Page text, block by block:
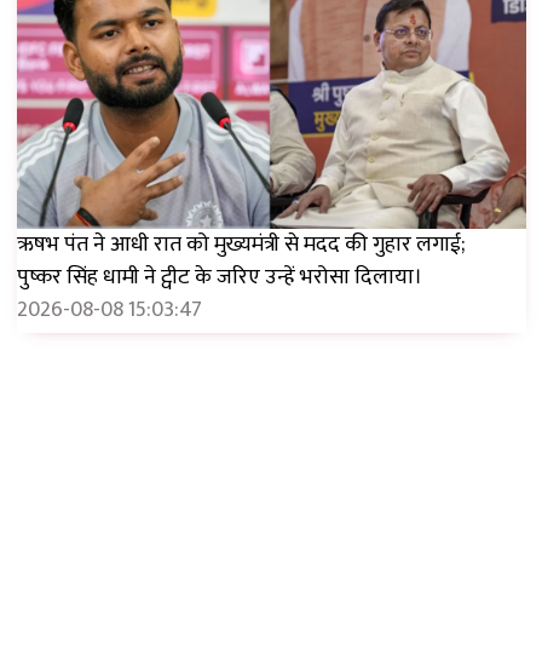
ऋषभ पंत ने आधी रात को मुख्यमंत्री से मदद की गुहार लगाई;
पुष्कर सिंह धामी ने ट्वीट के जरिए उन्हें भरोसा दिलाया।
2026-08-08 15:03:47